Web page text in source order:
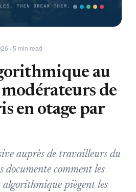
· 5 min read
au
de
en otage par
auprès de travailleurs du
documente comment les
algorithmique piègent les